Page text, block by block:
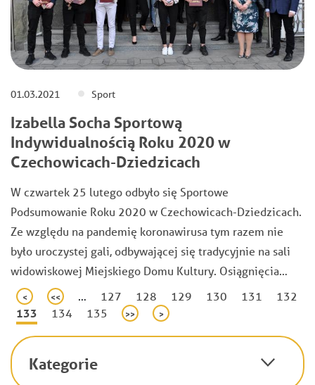
01.03.2021 Sport
Izabella Socha Sportową
Indywidualnością Roku 2020 w
Czechowicach-Dziedzicach
W czwartek 25 lutego odbyło się Sportowe
Podsumowanie Roku 2020 w Czechowicach-Dziedzicach.
Ze względu na pandemię koronawirusa tym razem nie
było uroczystej gali, odbywającej się tradycyjnie na sali
widowiskowej Miejskiego Domu Kultury. Osiągnięcia…
Stronicowanie
Pierwsza
strona
<
Poprzednia
strona
<< … Page
127 Page
128 Page
129 Page
130 Page
131 Page
132
Bieżąca
133 Page
134 Page
135
Następna
>>
Ostatnia
>
Kategorie